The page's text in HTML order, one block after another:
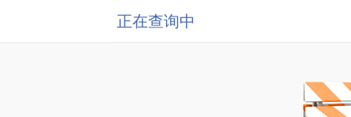
正在查询中